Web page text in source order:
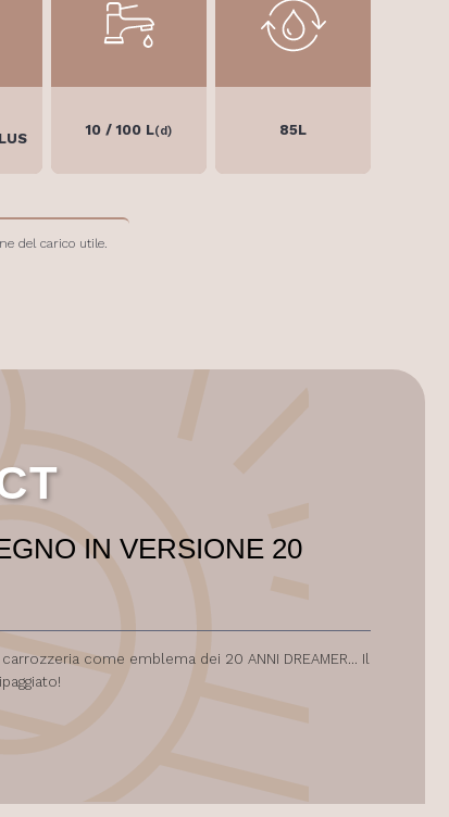
10 / 100 L(d) 85L
del carico utile.
IN VERSIONE 20
come emblema dei 20 ANNI DREAMER... Il